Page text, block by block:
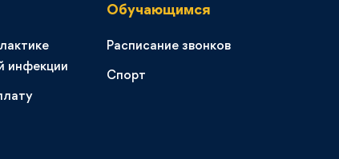
инфекции
Обучающимся
Расписание звонков
Спорт